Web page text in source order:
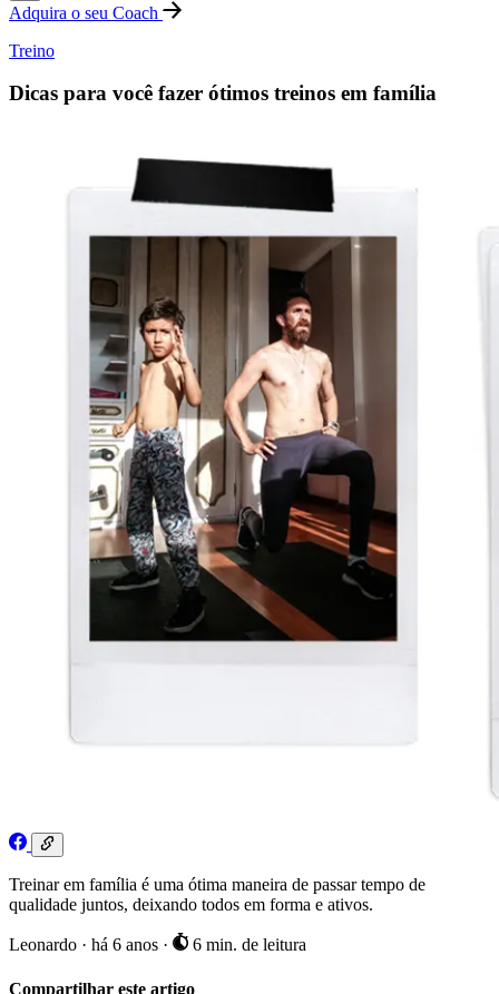
Adquira o seu Coach
Treino
Dicas para você fazer ótimos treinos em família
Treinar em família é uma ótima maneira de passar tempo de
qualidade juntos, deixando todos em forma e ativos.
Leonardo · há 6 anos · 6 min. de leitura
Compartilhar este artigo